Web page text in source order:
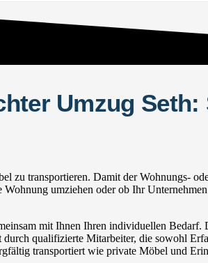
Umzug
zu transportieren. Damit der Wohnungs-
umziehen oder ob Ihr
mit Ihnen Ihren individuellen
qualifizierte Mitarbeiter, die sowohl
transportiert wie private Möbel und